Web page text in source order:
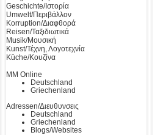
Geschichte/Ιστορία
Umwelt/Περιβάλλον
Korruption/Διαφθορά
Reisen/Ταξιδιωτικά
Musik/Μουσική
Kunst/Τέχνη, Λογοτεχνία
Küche/Κουζίνα
MM Online
Deutschland
Griechenland
Adressen/Διευθυνσεις
Deutschland
Griechenland
Blogs/Websites